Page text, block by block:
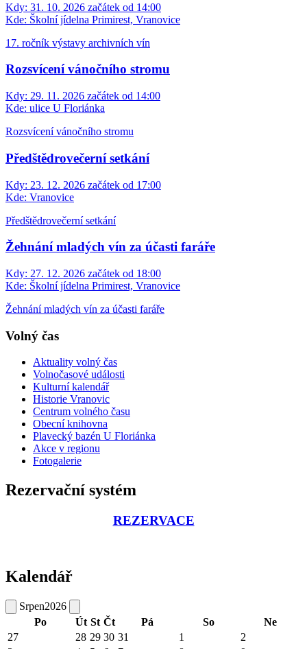
Kdy: 31. 10. 2026 začátek od 14:00
Kde: Školní jídelna Primirest, Vranovice
17. ročník výstavy archivních vín
Rozsvícení vánočního stromu
Kdy: 29. 11. 2026 začátek od 14:00
Kde: ulice U Floriánka
Rozsvícení vánočního stromu
Předštědrovečerní setkání
Kdy: 23. 12. 2026 začátek od 17:00
Kde: Vranovice
Předštědrovečerní setkání
Žehnání mladých vín za účasti faráře
Kdy: 27. 12. 2026 začátek od 18:00
Kde: Školní jídelna Primirest, Vranovice
Žehnání mladých vín za účasti faráře
Volný čas
Aktuality volný čas
Volnočasové události
Kulturní kalendář
Historie Vranovic
Centrum volného času
Obecní knihovna
Plavecký bazén U Floriánka
Akce v regionu
Fotogalerie
Rezervační systém
REZERVACE
Kalendář
Srpen2026
Po
Út St Čt Pá So
Ne
27
28 29 30 31 1
2